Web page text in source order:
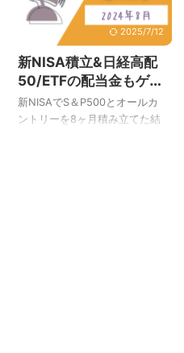
に受け取りを変更する案内が
一緒に入っていて、メール受
け取りに変更したところ、特
典としてｄポイント300ポイン
トをプレゼントしていただき
は100株(1単元) dポイントプレ
ゼントの特典がもらえるのが
2025/7/12
新NISA積立&日経高配
50/ETFの配当金もゲッ
ト2024年8月までの運
用結果
新NISAでS＆P500とオールカ
ントリーを8ヶ月積み立てた結